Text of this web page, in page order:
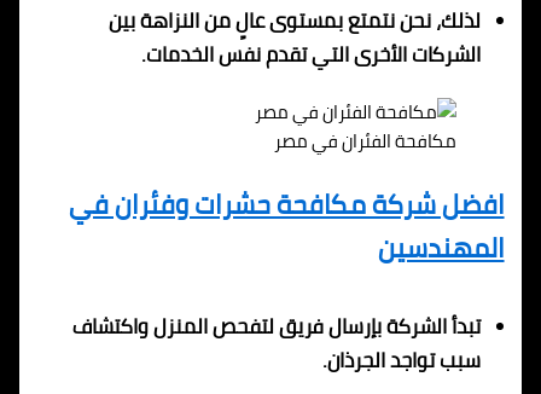
لذلك، نحن نتمتع بمستوى عالٍ من النزاهة بين
الشركات الأخرى التي تقدم نفس الخدمات.
مكافحة الفئران في مصر
افضل شركة مكافحة حشرات وفئران في
المهندسين
تبدأ الشركة بإرسال فريق لتفحص المنزل واكتشاف
سبب تواجد الجرذان.